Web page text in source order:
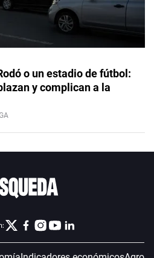
o un estadio de fútbol:
y complican a la